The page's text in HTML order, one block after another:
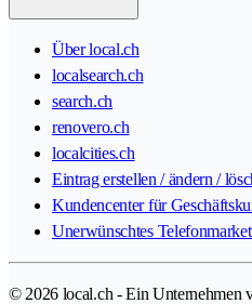
Über local.ch
localsearch.ch
search.ch
renovero.ch
localcities.ch
Eintrag erstellen / ändern /
Kundencenter für
Unerwünschtes
© 2026 local.ch - Ein Unternehmen